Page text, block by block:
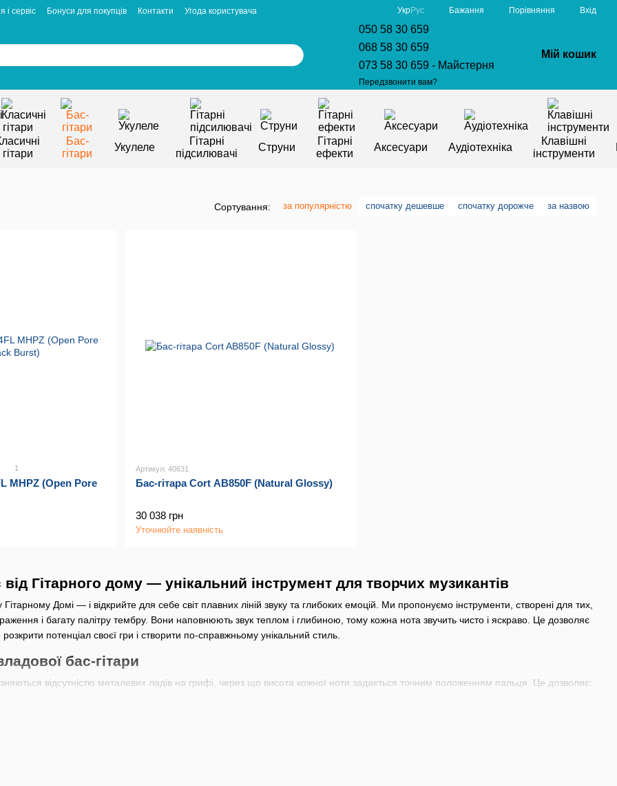
і сервіс Бонуси для покупців Контакти
Угода користувача
УкрРус Бажання Порівняння Вхід
050 58 30 659
068 58 30 659
073 58 30 659 - Майстерня
Передзвонити вам?
Мій кошик
гітари
Бас-
гітари
Укулеле
Гітарні
підсилювачі
Струни
Гітарні
ефекти
Аксесуари Аудіотехніка
Клавішні
інструменти
Сортування: за популярністю спочатку дешевше спочатку дорожче за назвою
Гітарного дому — унікальний інструмент для творчих музикантів
Домі — і відкрийте для себе світ плавних ліній звуку та глибоких емоцій. Ми пропонуємо інструменти, створені для тих,
і багату палітру тембру. Вони наповнюють звук теплом і глибиною, тому кожна нота звучить чисто і яскраво. Це дозволяє
потенціал своєї гри і створити по-справжньому унікальний стиль.
бас-гітари
відсутністю металевих ладів на грифі, через що висота кожної ноти задається точним положенням пальця. Це дозволяє:
1
MHPZ (Open Pore
Артикул: 40631
Бас-гітара Cort AB850F (Natural Glossy)
30 038 грн
Уточнюйте наявність